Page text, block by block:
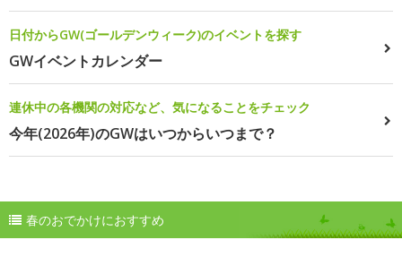
日付からGW(ゴールデンウィーク)のイベントを探す
GWイベントカレンダー
連休中の各機関の対応など、気になることをチェック
今年(2026年)のGWはいつからいつまで？
春のおでかけにおすすめ